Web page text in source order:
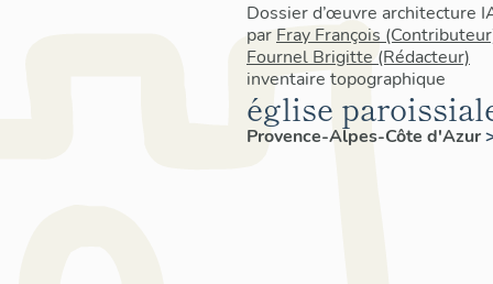
Dossier d’œuvre architecture
par Fray François
Fournel Brigitte (Rédacteur)
inventaire topographique
église
Provence-Alpes-Côte d'Azur